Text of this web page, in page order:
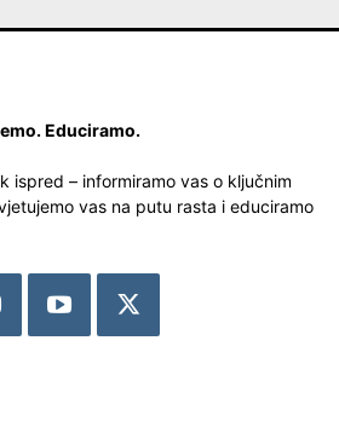
Educiramo.
ispred – informiramo vas o ključnim
vas na putu rasta i educiramo